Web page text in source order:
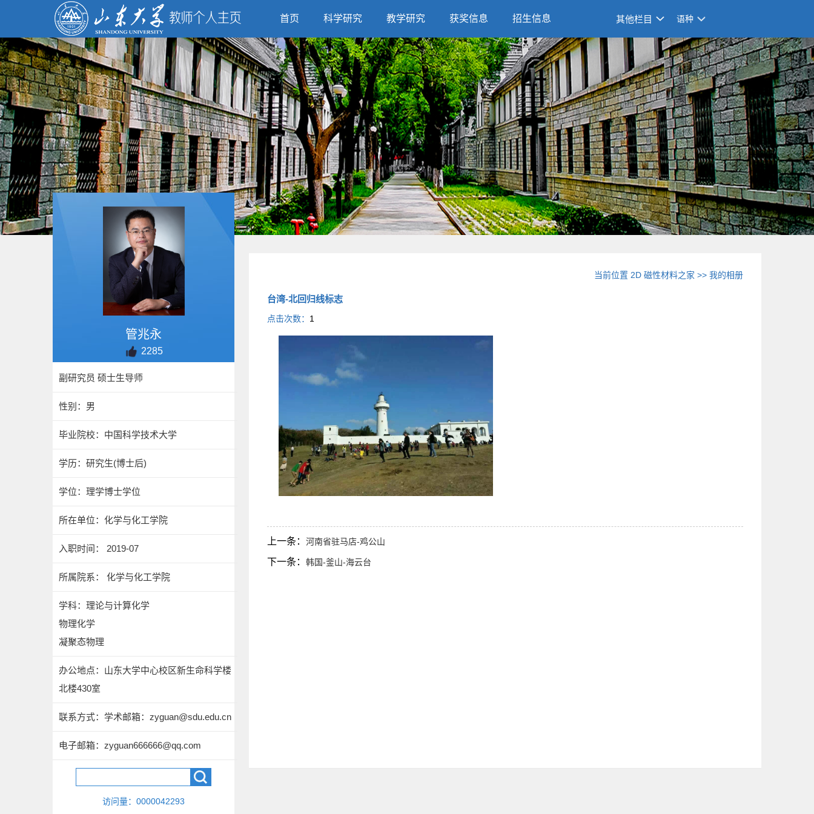
首页 科学研究 教学研究 获奖信息 招生信息 其他栏目 语种
管兆永
2285
副研究员 硕士生导师
性别：男
毕业院校：中国科学技术大学
学历：研究生(博士后)
学位：理学博士学位
所在单位：化学与化工学院
入职时间： 2019-07
所属院系： 化学与化工学院
学科：理论与计算化学
物理化学
凝聚态物理
办公地点：山东大学中心校区新生命科学楼
北楼430室
联系方式： 学术邮箱：zyguan@sdu.edu.cn
电子邮箱： zyguan666666@qq.com
访问量： 0000042293
当前位置 2D 磁性材料之家 >>我的相册
台湾-北回归线标志
点击次数： 1
上一条： 河南省驻马店-鸡公山
下一条： 韩国-釜山-海云台